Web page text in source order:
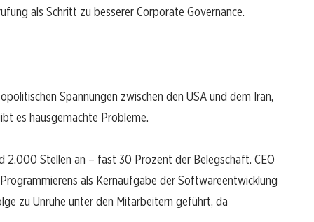
als Schritt zu besserer Corporate Governance.
Spannungen zwischen den USA und dem Iran,
es hausgemachte Probleme.
2.000 Stellen an – fast 30 Prozent der Belegschaft. CEO
als Kernaufgabe der Softwareentwicklung
zu Unruhe unter den Mitarbeitern geführt, da